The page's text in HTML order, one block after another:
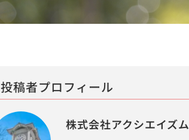
投稿者プロフィール
株式会社アクシエイズム